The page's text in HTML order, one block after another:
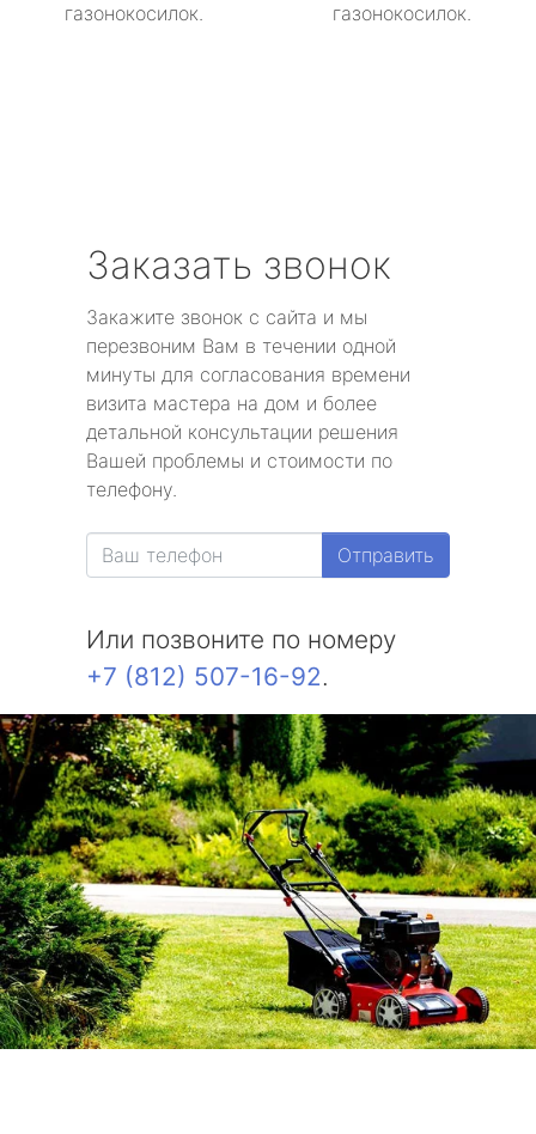
газонокосилок.
газонокосилок.
Заказать звонок
Закажите звонок с сайта и мы
перезвоним Вам в течении одной
минуты для согласования времени
визита мастера на дом и более
детальной консультации решения
Вашей проблемы и стоимости по
телефону.
Отправить
Или позвоните по номеру
+7 (812) 507-16-92.